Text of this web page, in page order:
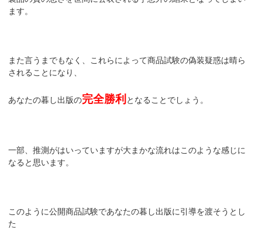
ます。
また言うまでもなく、これらによって商品試験の偽装疑惑は晴ら
されることになり、
あなたの暮し出版の完全勝利 となることでしょう。
一部、推測がはいっていますが大まかな流れはこのような感じに
なると思います。
このように公開商品試験であなたの暮し出版に引導を渡そうとし
た